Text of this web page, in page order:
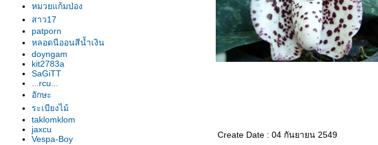
รองเท้านารี เหลืองปราจีน
"วาสนา"
รองเท้านารี ฝาหอ
รองเท้านารี JC9
รองเท้านารี เหลืองปราจีน
รองเท้านารี JC16
รองเท้านารี JC16
รองเท้านารี เหลืองปราจีน*ช่อง
อ่างทองเผือก
รองเท้านารี เหลืองปราจีน
รองเท้านารี ขาวชุมพร
หมวยแก้มป่อง
สาว17
patporn
หลอดนีออนสีน้ำเงิน
doyngam
kit2783a
SaGiTT
...rcu...
อักษะ
ระเบียงไม้
taklomklom
jaxcu
Vespa-Boy
Create Date : 04 กันยายน 2549